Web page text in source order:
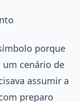
porque
cenário de
assumir a
preparo